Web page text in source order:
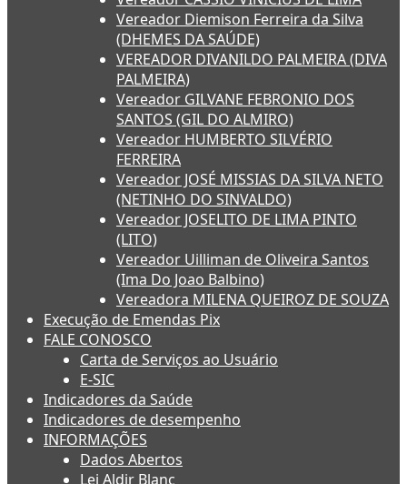
Vereador Diemison Ferreira da Silva
(DHEMES DA SAÚDE)
VEREADOR DIVANILDO PALMEIRA (DIVA
PALMEIRA)
Vereador GILVANE FEBRONIO DOS
SANTOS (GIL DO ALMIRO)
Vereador HUMBERTO SILVÉRIO
FERREIRA
Vereador JOSÉ MISSIAS DA SILVA NETO
(NETINHO DO SINVALDO)
Vereador JOSELITO DE LIMA PINTO
(LITO)
Vereador Uilliman de Oliveira Santos
(Ima Do Joao Balbino)
Vereadora MILENA QUEIROZ DE SOUZA
Execução de Emendas Pix
FALE CONOSCO
Carta de Serviços ao Usuário
E-SIC
Indicadores da Saúde
Indicadores de desempenho
INFORMAÇÕES
Dados Abertos
Lei Aldir Blanc